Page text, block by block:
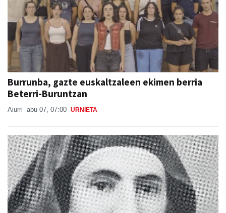
Burrunba, gazte euskaltzaleen ekimen berria
Beterri-Buruntzan
Aiurri abu 07, 07:00 URNIETA